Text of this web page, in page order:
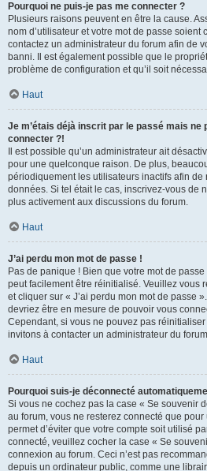
Pourquoi ne puis-je pas me connecter ?
Plusieurs raisons peuvent en être la cause.
nom d’utilisateur et votre mot de passe soient
contactez un administrateur du forum afin de
banni. Il est également possible que le
problème de configuration et qu’il soit
Haut
Je m’étais déjà inscrit par le passé mais ne
connecter ?!
Il est possible qu’un administrateur ait
pour une quelconque raison. De plus,
périodiquement les utilisateurs inactifs afin
données. Si tel était le cas, inscrivez-vous de
plus activement aux discussions du forum.
Haut
J’ai perdu mon mot de passe !
Pas de panique ! Bien que votre mot de
peut facilement être réinitialisé. Veuillez vous
et cliquer sur « J’ai perdu mon mot de passe
devriez être en mesure de pouvoir vous
Cependant, si vous ne pouvez pas
invitons à contacter un administrateur du
Haut
Pourquoi suis-je déconnecté
Si vous ne cochez pas la case « Se souvenir
au forum, vous ne resterez connecté que
permet d’éviter que votre compte soit utilisé
connecté, veuillez cocher la case « Se
connexion au forum. Ceci n’est pas
depuis un ordinateur public, comme une